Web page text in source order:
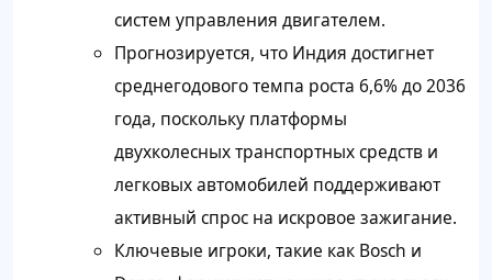
систем управления двигателем.
Прогнозируется, что Индия достигнет
среднегодового темпа роста 6,6% до 2036
года, поскольку платформы
двухколесных транспортных средств и
легковых автомобилей поддерживают
активный спрос на искровое зажигание.
Ключевые игроки, такие как Bosch и